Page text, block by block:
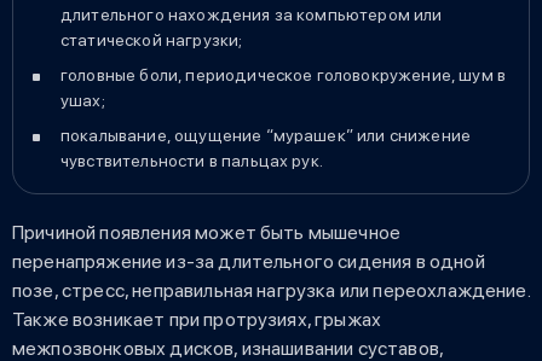
длительного нахождения за компьютером или
статической нагрузки;
головные боли, периодическое головокружение, шум в
ушах;
покалывание, ощущение “мурашек” или снижение
чувствительности в пальцах рук.
Причиной появления может быть мышечное
перенапряжение из-за длительного сидения в одной
позе, стресс, неправильная нагрузка или переохлаждение.
Также возникает при протрузиях, грыжах
межпозвонковых дисков, изнашивании суставов,